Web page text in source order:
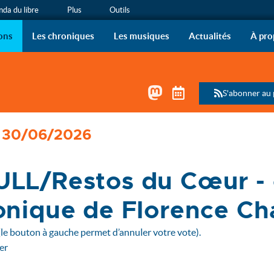
!
de radio de l’April sur
Les chroniques Les musiques Actualités À
Mastodon
Télécharger
S'abonner au
30/06/2026
Restos du Cœur
de Florence
bouton à gauche permet d’annuler votre vote).
du libre Plus Outils